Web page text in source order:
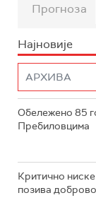
Прогноза
Најновије
Обележено 85
Пребиловцима
Критично
позива